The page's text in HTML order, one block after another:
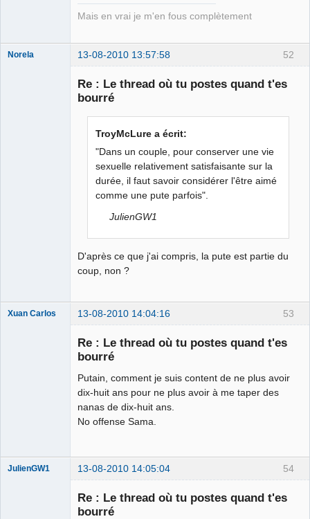
Mais en vrai je m'en fous complètement
52
Norela 13-08-2010 13:57:58
Re : Le thread où tu postes quand t'es
bourré
TroyMcLure a écrit:
"Dans un couple, pour conserver une vie
sexuelle relativement satisfaisante sur la
durée, il faut savoir considérer l'être aimé
comme une pute parfois".
JulienGW1
D'après ce que j'ai compris, la pute est partie du
coup, non ?
53
Xuan Carlos 13-08-2010 14:04:16
Re : Le thread où tu postes quand t'es
bourré
Putain, comment je suis content de ne plus avoir
dix-huit ans pour ne plus avoir à me taper des
nanas de dix-huit ans.
No offense Sama.
54
JulienGW1 13-08-2010 14:05:04
Re : Le thread où tu postes quand t'es
bourré